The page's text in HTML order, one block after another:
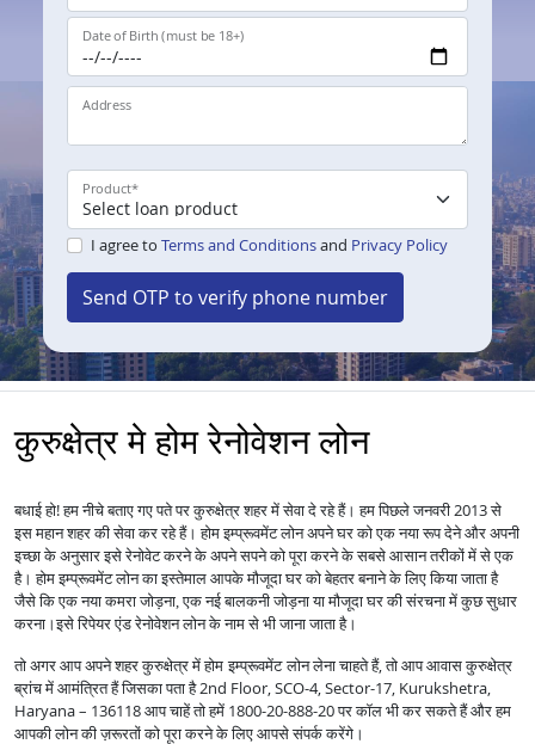
Date of Birth (must be 18+)
Address
Product*
I agree to Terms and Conditionsand Privacy Policy
Send OTP to verify phone number
कुरुक्षेत्र मे होम रेनोवेशन लोन
बधाई हो! हम नीचे बताए गए पते पर कुरुक्षेत्र शहर में सेवा दे रहे हैं। हम पिछले जनवरी 2013 से
इस महान शहर की सेवा कर रहे हैं।होम इम्प्रूवमेंट लोन अपने घर को एक नया रूप देने और अपनी
इच्छा के अनुसार इसे रेनोवेट करने के अपने सपने को पूरा करने के सबसे आसान तरीकों में से एक
है।होम इम्प्रूवमेंट लोन का इस्तेमाल आपके मौजूदा घर को बेहतर बनाने के लिए किया जाता है
जैसे कि एक नया कमरा जोड़ना, एक नई बालकनी जोड़ना या मौजूदा घर की संरचना में कुछ सुधार
करना।इसे रिपेयर एंड रेनोवेशन लोन के नाम से भी जाना जाता है।
तो अगर आप अपने शहर कुरुक्षेत्र मेंहोम इम्प्रूवमेंट लोनलेना चाहते हैं, तो आप आवास कुरुक्षेत्र
ब्रांच में आमंत्रित हैं जिसका पता है 2nd Floor, SCO-4, Sector-17, Kurukshetra,
Haryana – 136118 आप चाहें तो हमें 1800-20-888-20 पर कॉल भी कर सकते हैं और हम
आपकी लोन की ज़रूरतों को पूरा करने के लिए आपसे संपर्क करेंगे।